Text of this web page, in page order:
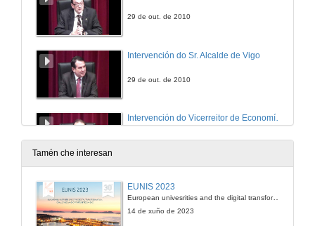
29 de out. de 2010
Intervención do Sr. Alcalde de Vigo
29 de out. de 2010
Intervención do Vicerreitor de Economía e Planificación da Universidade de Vigo
29 de out. de 2010
Tamén che interesan
EUNIS 2023
European univesrities and the digital transformation: challenges and opportunities ahead
14 de xuño de 2023